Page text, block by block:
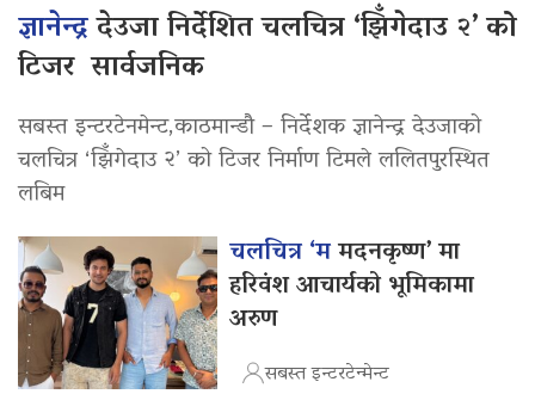
ज्ञानेन्द्रदेउजा निर्देशित चलचित्र ‘झिँगेदाउ २’ को
टिजर सार्वजनिक
सबस्त इन्टरटेनमेन्ट,काठमान्डौ – निर्देशक ज्ञानेन्द्र देउजाको
चलचित्र ‘झिँगेदाउ २’ को टिजर निर्माण टिमले ललितपुरस्थित
लबिम
चलचित्र ‘ममदनकृष्ण’ मा
हरिवंश आचार्यको भूमिकामा
अरुण
सबस्त इन्टरटेन्मेन्ट